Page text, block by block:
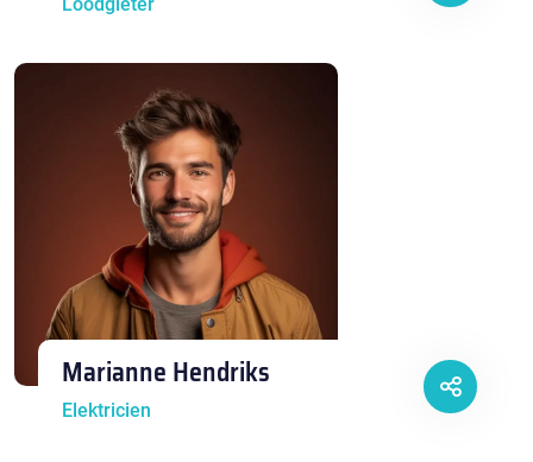
Marianne Hendriks
Elektricien